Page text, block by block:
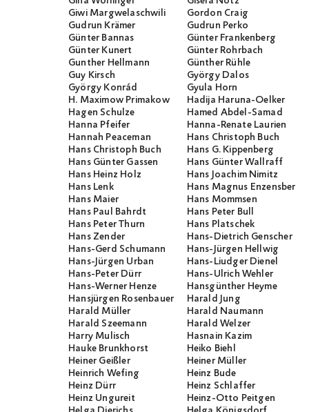
Giwi Margwelaschwili
Gordon Craig
Gudrun Krämer
Gudrun Perko
Günter Bannas
Günter Frankenberg
Günter Kunert
Günter Rohrbach
Gunther Hellmann
Günther Rühle
Guy Kirsch
György Dalos
György Konrád
Gyula Horn
H. Maximow Primakow
Hadija Haruna-Oelker
Hagen Schulze
Hamed Abdel-Samad
Hanna Pfeifer
Hanna-Renate Laurien
Hannah Peaceman
Hans Christoph Buch
Hans Christoph Buch
Hans G. Kippenberg
Hans Günter Gassen
Hans Günter Wallraff
Hans Heinz Holz
Hans Joachim Nimitz
Hans Lenk
Hans Magnus
Hans Maier
Hans Mommsen
Hans Paul Bahrdt
Hans Peter Bull
Hans Peter Thurn
Hans Platschek
Hans Zender
Hans-Dietrich Genscher
Hans-Gerd Schumann
Hans-Jürgen Hellwig
Hans-Jürgen Urban
Hans-Liudger Dienel
Hans-Peter Dürr
Hans-Ulrich Wehler
Hans-Werner Henze
Hansgünther Heyme
Hansjürgen Rosenbauer
Harald Jung
Harald Müller
Harald Naumann
Harald Szeemann
Harald Welzer
Harry Mulisch
Hasnain Kazim
Hauke Brunkhorst
Heiko Biehl
Heiner Geißler
Heiner Müller
Heinrich Wefing
Heinz Bude
Heinz Dürr
Heinz Schlaffer
Heinz Ungureit
Heinz-Otto Peitgen